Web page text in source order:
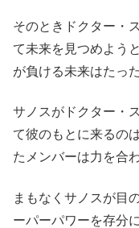
そのときドクター・
て未来を見つめよう
が負ける未来はたっ
サノスがドクター・
て彼のもとに来るの
たメンバーは力を合
まもなくサノスが目
ーパーパワーを存分